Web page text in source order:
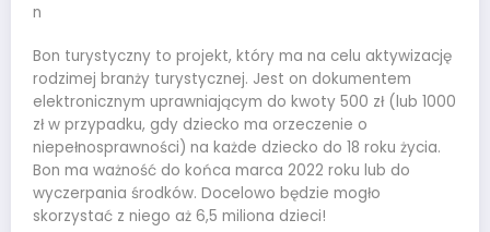
n
Bon turystyczny to projekt, który ma na celu aktywizację
rodzimej branży turystycznej. Jest on dokumentem
elektronicznym uprawniającym do kwoty 500 zł (lub 1000
zł w przypadku, gdy dziecko ma orzeczenie o
niepełnosprawności) na każde dziecko do 18 roku życia.
Bon ma ważność do końca marca 2022 roku lub do
wyczerpania środków. Docelowo będzie mogło
skorzystać z niego aż 6,5 miliona dzieci!